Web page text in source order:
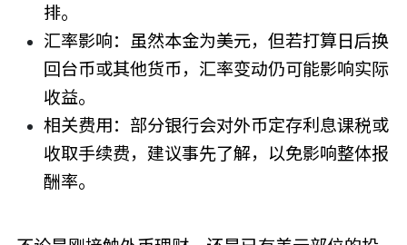
排。
汇率影响：虽然本金为美元，但若打算日后换
回台币或其他货币，汇率变动仍可能影响实际
收益。
相关费用：部分银行会对外币定存利息课税或
收取手续费，建议事先了解，以免影响整体报
酬率。